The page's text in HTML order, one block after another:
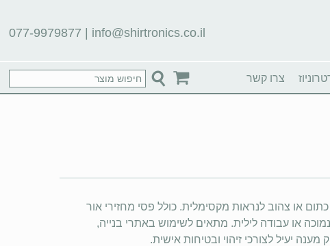
077-9979877 info@shirtronics.co.il
צרו קשר
או צהוב לנראות מקסימלית. כולל פסי מחזירי אור
או עבודה לילית. מתאים לשימוש באתרי בנייה,
יעיל לצורכי זיהוי ובטיחות אישית.